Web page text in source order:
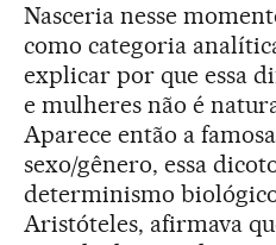
Nasceria nesse
como categoria
explicar por que essa
e mulheres não é
Aparece então a
sexo/gênero, essa
determinismo
Aristóteles, afirmava